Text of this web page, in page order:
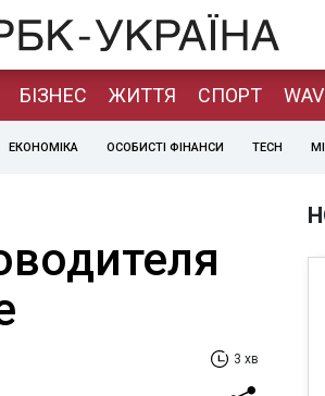
БІЗНЕС ЖИТТЯ СПОРТ
ЕКОНОМІКА ОСОБИСТІ ФІНАНСИ TECH
3 хв